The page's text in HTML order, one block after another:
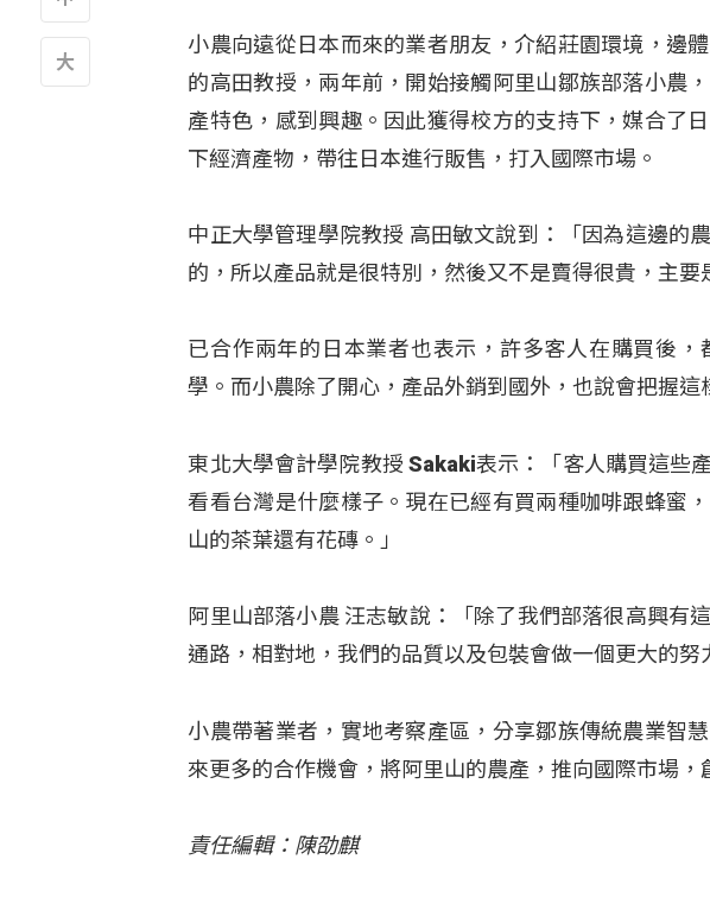
小農向遠從日本而來的業者朋友，介紹莊園環境，邊
的高田教授，兩年前，開始接觸阿里山鄒族部落小農
產特色，感到興趣。因此獲得校方的支持下，媒合了
下經濟產物，帶往日本進行販售，打入國際市場。
中正大學管理學院教授 高田敏文說到：「因為這邊的
的，所以產品就是很特別，然後又不是賣得很貴，主要
已合作兩年的日本業者也表示，許多客人在購買後
學。而小農除了開心，產品外銷到國外，也說會把握這
東北大學會計學院教授 Sakaki表示：「客人購買這些
看看台灣是什麼樣子。現在已經有買兩種咖啡跟蜂蜜
山的茶葉還有花磚。」
阿里山部落小農 汪志敏說：「除了我們部落很高興有
通路，相對地，我們的品質以及包裝會做一個更大的努
小農帶著業者，實地考察產區，分享鄒族傳統農業智
來更多的合作機會，將阿里山的農產，推向國際市場，
責任編輯：陳劭麒